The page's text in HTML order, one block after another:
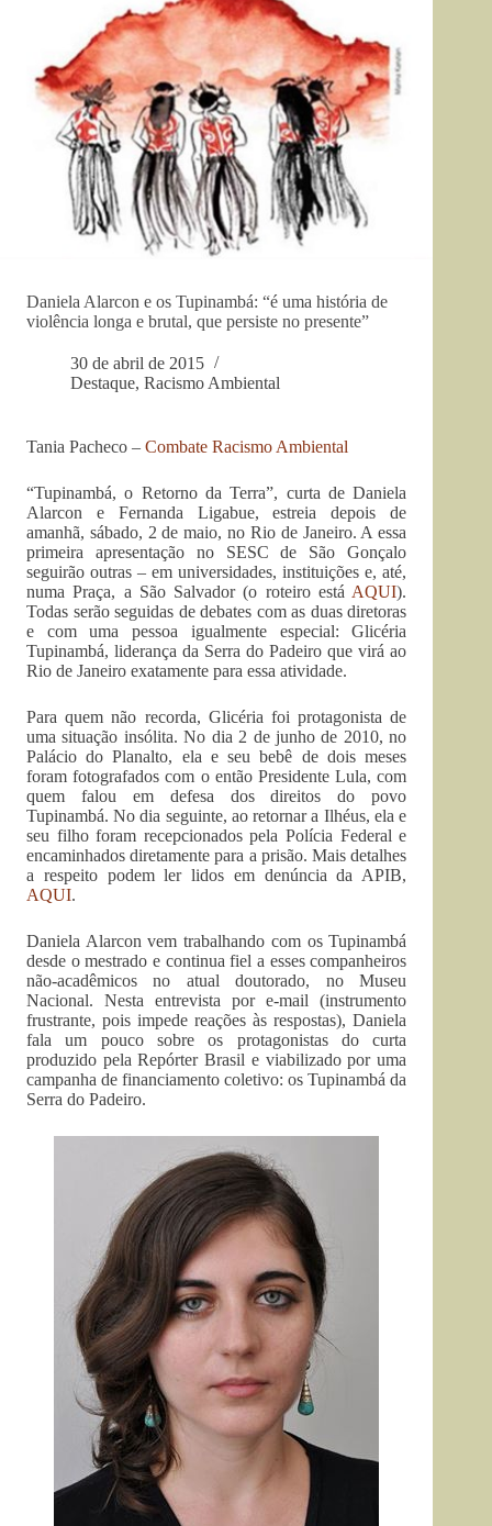
Daniela Alarcon e os Tupinambá: “é uma história de
violência longa e brutal, que persiste no presente”
30 de abril de 2015
Destaque, Racismo Ambiental
Tania Pacheco – Combate Racismo Ambiental
“Tupinambá, o Retorno da Terra”, curta de Daniela
Alarcon e Fernanda Ligabue, estreia depois de
amanhã, sábado, 2 de maio, no Rio de Janeiro. A essa
primeira apresentação no SESC de São Gonçalo
seguirão outras – em universidades, instituições e, até,
numa Praça, a São Salvador (o roteiro está AQUI).
Todas serão seguidas de debates com as duas diretoras
e com uma pessoa igualmente especial: Glicéria
Tupinambá, liderança da Serra do Padeiro que virá ao
Rio de Janeiro exatamente para essa atividade.
Para quem não recorda, Glicéria foi protagonista de
uma situação insólita. No dia 2 de junho de 2010, no
Palácio do Planalto, ela e seu bebê de dois meses
foram fotografados com o então Presidente Lula, com
quem falou em defesa dos direitos do povo
Tupinambá. No dia seguinte, ao retornar a Ilhéus, ela e
seu filho foram recepcionados pela Polícia Federal e
encaminhados diretamente para a prisão. Mais detalhes
a respeito podem ler lidos em denúncia da APIB,
AQUI.
Daniela Alarcon vem trabalhando com os Tupinambá
desde o mestrado e continua fiel a esses companheiros
não-acadêmicos no atual doutorado, no Museu
Nacional. Nesta entrevista por e-mail (instrumento
frustrante, pois impede reações às respostas), Daniela
fala um pouco sobre os protagonistas do curta
produzido pela Repórter Brasil e viabilizado por uma
campanha de financiamento coletivo: os Tupinambá da
Serra do Padeiro.